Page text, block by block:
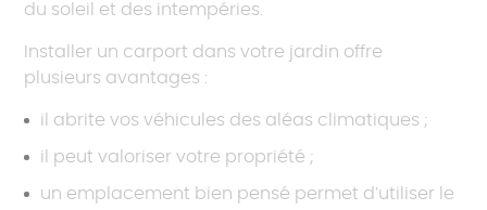
du soleil et des intempéries.
Installer un carport dans votre jardin offre
plusieurs avantages :
il abrite vos véhicules des aléas climatiques ;
il peut valoriser votre propriété ;
un emplacement bien pensé permet d’utiliser le